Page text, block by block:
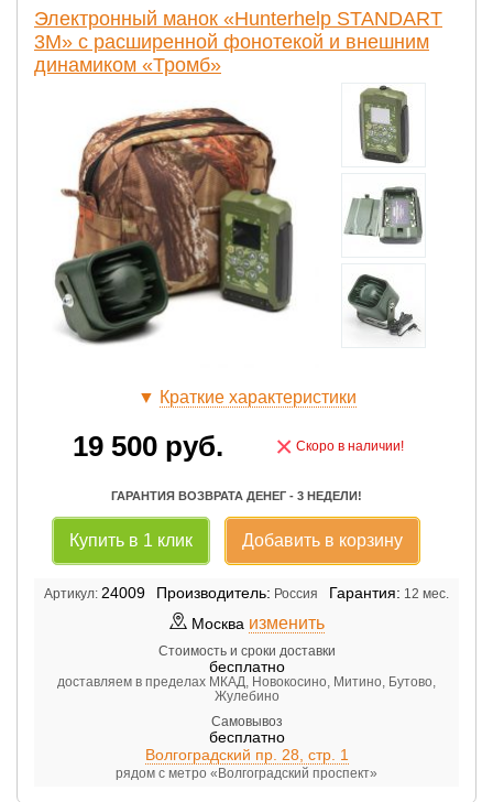
Электронный манок «Hunterhelp STANDART
3M» с расширенной фонотекой и внешним
динамиком «Тромб»
▼ Краткие характеристики
19 500 руб. × Скоро в наличии!
ГАРАНТИЯ ВОЗВРАТА ДЕНЕГ - 3 НЕДЕЛИ!
Купить в 1 клик Добавить в корзину
Артикул: 24009 Производитель: Россия Гарантия: 12 мес.
Москва изменить
Стоимость и сроки доставки
бесплатно
доставляем в пределах МКАД, Новокосино, Митино, Бутово,
Жулебино
Самовывоз
бесплатно
Волгоградский пр. 28, стр. 1
рядом с метро «Волгоградский проспект»